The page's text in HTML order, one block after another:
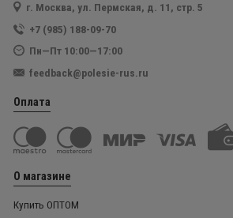
г. Москва, ул. Пермская, д. 11, стр. 5
+7 (985) 188-09-70
Пн—Пт 10:00—17:00
feedback@polesie-rus.ru
Оплата
О магазине
Купить ОПТОМ